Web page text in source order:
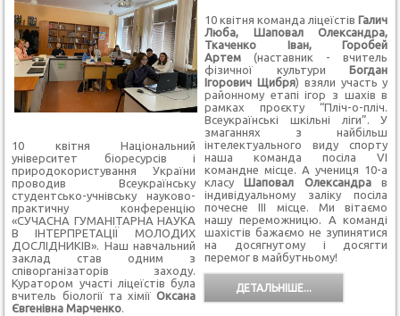
10 квітня Національний
університет біоресурсів і
природокористування України
проводив Всеукраїнську
студентсько-учнівську науково-
практичну конференцію
«СУЧАСНА ГУМАНІТАРНА НАУКА
В ІНТЕРПРЕТАЦІЇ МОЛОДИХ
ДОСЛІДНИКІВ». Наш навчальний
заклад став одним з
співорганізаторів заходу.
Куратором участі ліцеїстів була
вчитель біології та хімії Оксана
Євгенівна Марченко.
10 квітня команда ліцеїстів Галич
Люба, Шаповал Олександра,
Ткаченко Іван, Горобей
Артем(наставник - вчитель
фізичної культури Богдан
Ігорович Щибря) взяли участь у
районному етапі ігор з шахів в
рамках проєкту “Пліч-о-пліч.
Всеукраїнські шкільні ліги”. У
змаганнях з найбільш
інтелектуального виду спорту
наша команда посіла VI
командне місце. А учениця 10-а
класу Шаповал Олександрав
індивідуальному заліку посіла
почесне ІІІ місце. Ми вітаємо
нашу переможницю. А команді
шахістів бажаємо не зупинятися
на досягнутому і досягти
перемог в майбутньому!
ДЕТАЛЬНІШЕ...